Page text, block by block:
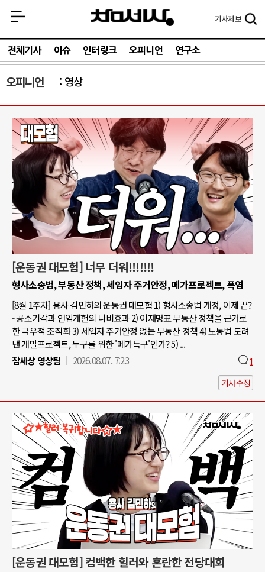
기사제보
전체기사 이슈 인터링크 오피니언 연구소
오피니언 영상
[운동권 대모험] 너무 더워!!!!!!!
형사소송법, 부동산 정책, 세입자 주거안정, 메가프로젝트, 폭염
[8월 1주차] 용사 김민하의 운동권 대모험 1) 형사소송법 개정, 이제 끝?
- 공소기각과 연임개헌의 나비효과 2) 이재명표 부동산 정책을 근거로
한 극우적 조직화 3) 세입자 주거안정 없는 부동산 정책 4) 노동법 도려
낸 개발프로젝트, 누구를 위한 '메가특구'인가? 5) ...
참세상 영상팀
2026.08.07. 7:23 1
기사수정
[운동권 대모험] 컴백한 힐러와 혼란한 전당대회